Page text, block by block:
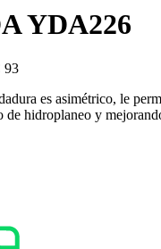
YDA226
93
es asimétrico, le
de hidroplaneo y